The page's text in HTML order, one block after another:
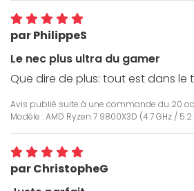
par PhilippeS
Le nec plus ultra du gamer
Que dire de plus: tout est dans le
Avis publié suite à une commande du 20
Modèle : AMD Ryzen 7 9800X3D (4.7 GHz / 5.2
par ChristopheG